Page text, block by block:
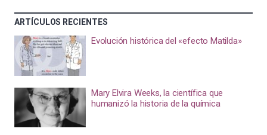
ARTÍCULOS RECIENTES
Evolución histórica del «efecto Matilda»
Mary Elvira Weeks, la científica que
humanizó la historia de la química